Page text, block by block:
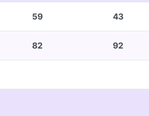
59 43
82 92